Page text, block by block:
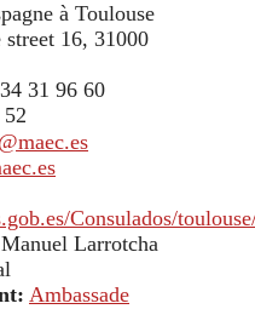
à Toulouse
street 16, 31000
31 96 60
Consulados/
Larrotcha
Ambassade